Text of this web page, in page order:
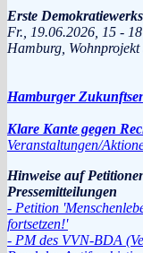
Erste
Fr., 19.06.2026, 15 -
Hamburg,
Hamburger
Klare Kante gegen
Veranstaltungen/
Hinweise auf
Pressemitteilungen
- Petition
fortsetzen!'
- PM des VVN-BDA